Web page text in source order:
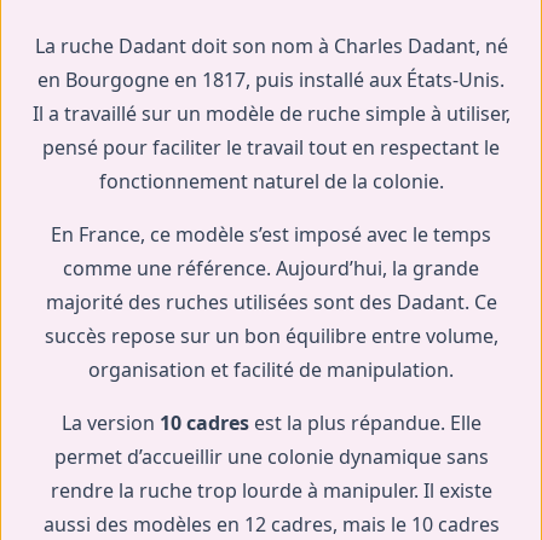
La ruche Dadant doit son nom à Charles Dadant, né
en Bourgogne en 1817, puis installé aux États-Unis.
Il a travaillé sur un modèle de ruche simple à utiliser,
pensé pour faciliter le travail tout en respectant le
fonctionnement naturel de la colonie.
En France, ce modèle s’est imposé avec le temps
comme une référence. Aujourd’hui, la grande
majorité des ruches utilisées sont des Dadant. Ce
succès repose sur un bon équilibre entre volume,
organisation et facilité de manipulation.
La version 10 cadresest la plus répandue. Elle
permet d’accueillir une colonie dynamique sans
rendre la ruche trop lourde à manipuler. Il existe
aussi des modèles en 12 cadres, mais le 10 cadres